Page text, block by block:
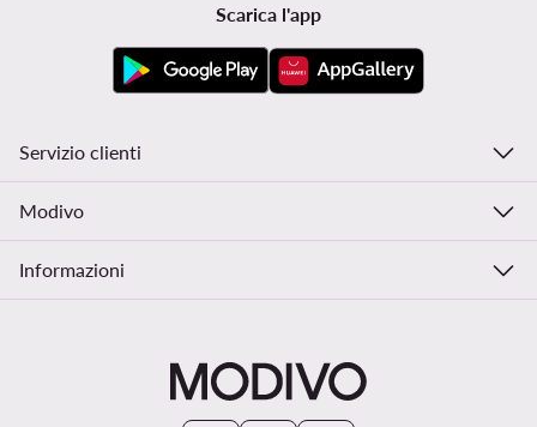
Scarica l'app
Servizio clienti
Modivo
Informazioni